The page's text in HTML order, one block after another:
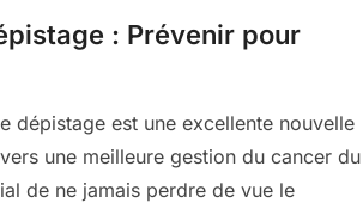
: Prévenir pour
dépistage est une excellente nouvelle
une meilleure gestion du cancer du
de ne jamais perdre de vue le